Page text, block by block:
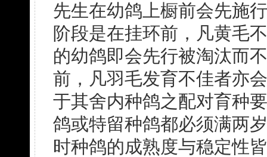
先生在幼鸽上橱前会先施
阶段是在挂环前，凡黄毛
的幼鸽即会先行被淘汰而
前，凡羽毛发育不佳者亦
于其舍内种鸽之配对育种
鸽或特留种鸽都必须满两
时种鸽的成熟度与稳定性